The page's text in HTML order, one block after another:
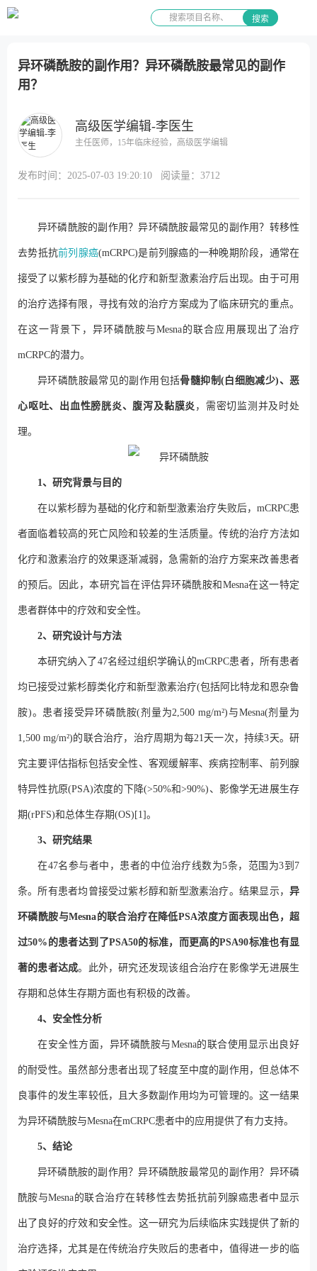
搜索
异环磷酰胺的副作用？异环磷酰胺最常见的副作
用？
高级医学编辑-李医生
主任医师，15年临床经验，高级医学编辑
发布时间： 2025-07-03 19:20:10 阅读量： 3712
异环磷酰胺的副作用？异环磷酰胺最常见的副作用？转移性
去势抵抗前列腺癌(mCRPC)是前列腺癌的一种晚期阶段，通常在
接受了以紫杉醇为基础的化疗和新型激素治疗后出现。由于可用
的治疗选择有限，寻找有效的治疗方案成为了临床研究的重点。
在这一背景下，异环磷酰胺与Mesna的联合应用展现出了治疗
mCRPC的潜力。
异环磷酰胺最常见的副作用包括骨髓抑制(白细胞减少)、恶
心呕吐、出血性膀胱炎、腹泻及黏膜炎 ，需密切监测并及时处
理。
1、研究背景与目的
在以紫杉醇为基础的化疗和新型激素治疗失败后，mCRPC患
者面临着较高的死亡风险和较差的生活质量。传统的治疗方法如
化疗和激素治疗的效果逐渐减弱，急需新的治疗方案来改善患者
的预后。因此，本研究旨在评估异环磷酰胺和Mesna在这一特定
患者群体中的疗效和安全性。
2、研究设计与方法
本研究纳入了47名经过组织学确认的mCRPC患者，所有患者
均已接受过紫杉醇类化疗和新型激素治疗(包括阿比特龙和恩杂鲁
胺)。患者接受异环磷酰胺(剂量为2,500 mg/m²)与Mesna(剂量为
1,500 mg/m²)的联合治疗，治疗周期为每21天一次，持续3天。研
究主要评估指标包括安全性、客观缓解率、疾病控制率、前列腺
特异性抗原(PSA)浓度的下降(>50%和>90%)、影像学无进展生存
期(rPFS)和总体生存期(OS)[1]。
3、研究结果
在47名参与者中，患者的中位治疗线数为5条，范围为3到7
条。所有患者均曾接受过紫杉醇和新型激素治疗。结果显示， 异
环磷酰胺与Mesna的联合治疗在降低PSA浓度方面表现出色，超
过50%的患者达到了PSA50的标准，而更高的PSA90标准也有显
著的患者达成。此外，研究还发现该组合治疗在影像学无进展生
存期和总体生存期方面也有积极的改善。
4、安全性分析
在安全性方面，异环磷酰胺与Mesna的联合使用显示出良好
的耐受性。虽然部分患者出现了轻度至中度的副作用，但总体不
良事件的发生率较低，且大多数副作用均为可管理的。这一结果
为异环磷酰胺与Mesna在mCRPC患者中的应用提供了有力支持。
5、结论
异环磷酰胺的副作用？异环磷酰胺最常见的副作用？异环磷
酰胺与Mesna的联合治疗在转移性去势抵抗前列腺癌患者中显示
出了良好的疗效和安全性。这一研究为后续临床实践提供了新的
治疗选择，尤其是在传统治疗失败后的患者中，值得进一步的临